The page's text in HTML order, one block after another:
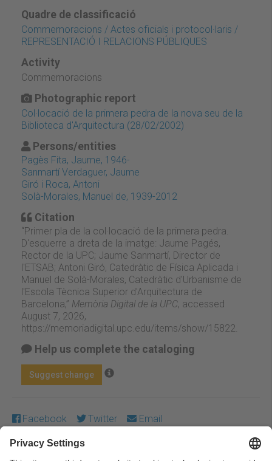
Quadre de classificació
Commemoracions / Actes oficials i protocol·laris /
REPRESENTACIÓ I RELACIONS PÚBLIQUES
Activity
Commemoracions
Photographic report
Col·locació de la primera pedra de la nova seu de la
Biblioteca d'Arquitectura (28/02/2002)
Persons/entities
Pagès Fita, Jaume, 1946-
Sanmartí Verdaguer, Jaume
Giró i Roca, Antoni
Solà-Morales, Manuel de, 1939-2012
Citation
“Primer pla de la col·locació de la primera pedra.
D'esquerre a dreta de la imatge: Jaume Pagés,
Rector de la UPC; Jaume Sanmartí, Director de
l'ETSAB; Antoni Giró, Catedràtic de Física Aplicada i
Manuel de Solà-Morales, Catedràtic d'Urbanisme de
l'Escola Tècnica Superior d'Arquitectura de
Barcelona,” Memòria Digital de la UPC, accessed
August 7, 2026,
https://memoriadigital.upc.edu/items/show/15822
Help us complete the cataloging
Suggest change
Facebook Twitter Email